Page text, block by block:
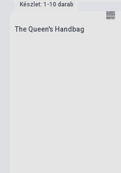
Készlet: 1-10 darab
The Queen's Handbag